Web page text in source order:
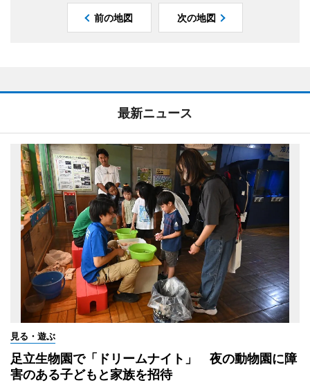
前の地図 次の地図
最新ニュース
見る・遊ぶ
足立生物園で「ドリームナイト」 夜の動物園に障
害のある子どもと家族を招待